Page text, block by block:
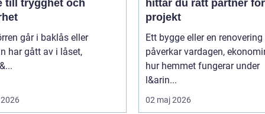
till trygghet och
går i baklås eller
har gått av i låset,
hittar du rätt partner
projekt
Ett bygge eller en renovering
påverkar vardagen,
hur hemmet fungerar under
l&arin...
02 maj 2026